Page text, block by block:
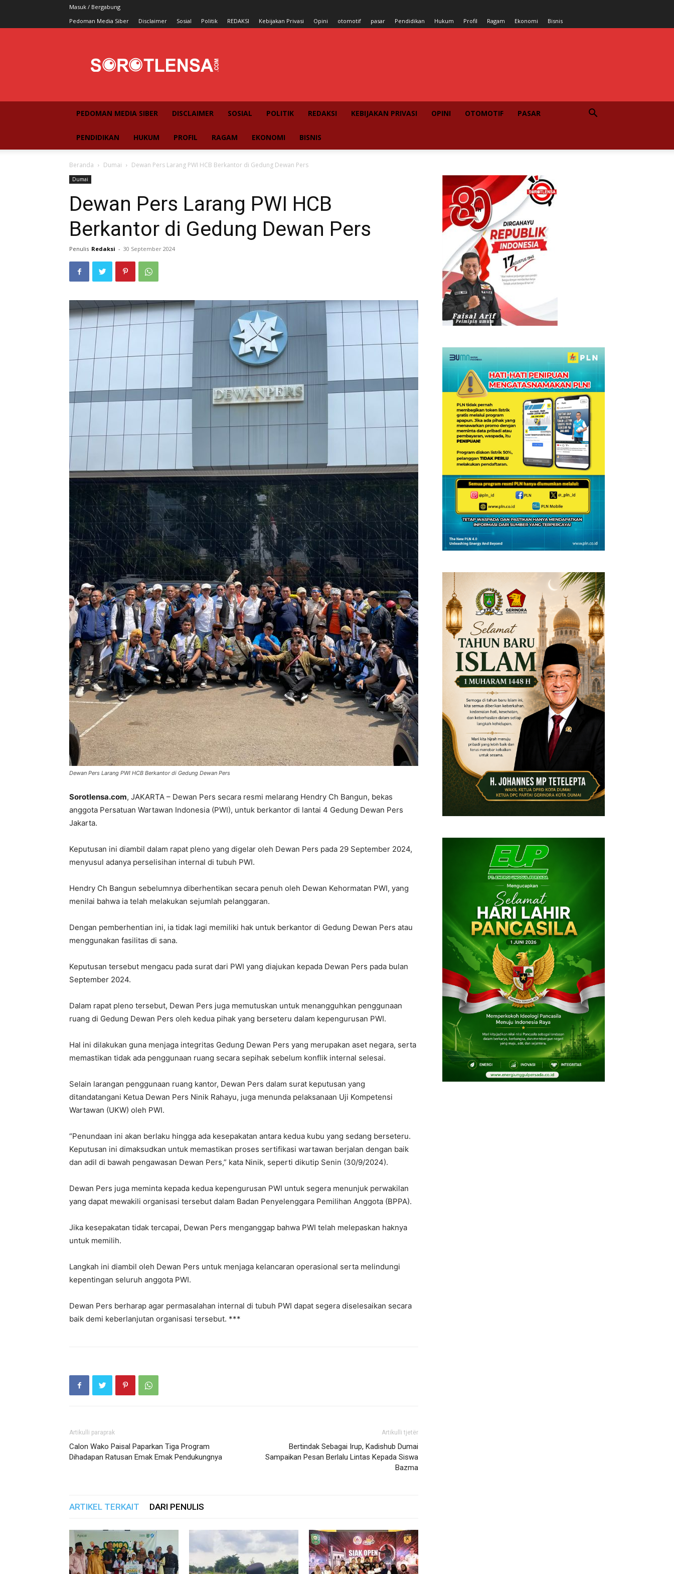
Masuk / Bergabung
Pedoman Media Siber
Disclaimer Sosial Politik REDAKSI Kebijakan Privasi Opini otomotif pasar Pendidikan Hukum Profil Ragam Ekonomi Bisnis
PEDOMAN MEDIA SIBER DISCLAIMER SOSIAL POLITIK REDAKSI KEBIJAKAN PRIVASI OPINI OTOMOTIF PASAR
PENDIDIKAN HUKUM PROFIL RAGAM EKONOMI BISNIS
Beranda Dumai Dewan Pers Larang PWI HCB Berkantor di Gedung Dewan Pers
Dumai
Dewan Pers Larang PWI HCB
Berkantor di Gedung Dewan Pers
Penulis Redaksi - 30 September 2024
Dewan Pers Larang PWI HCB Berkantor di Gedung Dewan Pers
Sorotlensa.com, JAKARTA – Dewan Pers secara resmi melarang Hendry Ch Bangun, bekas
anggota Persatuan Wartawan Indonesia (PWI), untuk berkantor di lantai 4 Gedung Dewan Pers
Jakarta.
Keputusan ini diambil dalam rapat pleno yang digelar oleh Dewan Pers pada 29 September 2024,
menyusul adanya perselisihan internal di tubuh PWI.
Hendry Ch Bangun sebelumnya diberhentikan secara penuh oleh Dewan Kehormatan PWI, yang
menilai bahwa ia telah melakukan sejumlah pelanggaran.
Dengan pemberhentian ini, ia tidak lagi memiliki hak untuk berkantor di Gedung Dewan Pers atau
menggunakan fasilitas di sana.
Keputusan tersebut mengacu pada surat dari PWI yang diajukan kepada Dewan Pers pada bulan
September 2024.
Dalam rapat pleno tersebut, Dewan Pers juga memutuskan untuk menangguhkan penggunaan
ruang di Gedung Dewan Pers oleh kedua pihak yang berseteru dalam kepengurusan PWI.
Hal ini dilakukan guna menjaga integritas Gedung Dewan Pers yang merupakan aset negara, serta
memastikan tidak ada penggunaan ruang secara sepihak sebelum konflik internal selesai.
Selain larangan penggunaan ruang kantor, Dewan Pers dalam surat keputusan yang
ditandatangani Ketua Dewan Pers Ninik Rahayu, juga menunda pelaksanaan Uji Kompetensi
Wartawan (UKW) oleh PWI.
“Penundaan ini akan berlaku hingga ada kesepakatan antara kedua kubu yang sedang berseteru.
Keputusan ini dimaksudkan untuk memastikan proses sertifikasi wartawan berjalan dengan baik
dan adil di bawah pengawasan Dewan Pers,” kata Ninik, seperti dikutip Senin (30/9/2024).
Dewan Pers juga meminta kepada kedua kepengurusan PWI untuk segera menunjuk perwakilan
yang dapat mewakili organisasi tersebut dalam Badan Penyelenggara Pemilihan Anggota (BPPA).
Jika kesepakatan tidak tercapai, Dewan Pers menganggap bahwa PWI telah melepaskan haknya
untuk memilih.
Langkah ini diambil oleh Dewan Pers untuk menjaga kelancaran operasional serta melindungi
kepentingan seluruh anggota PWI.
Dewan Pers berharap agar permasalahan internal di tubuh PWI dapat segera diselesaikan secara
baik demi keberlanjutan organisasi tersebut. ***
Artikulli paraprak
Calon Wako Paisal Paparkan Tiga Program
Dihadapan Ratusan Emak Emak Pendukungnya
Artikulli tjetër
Bertindak Sebagai Irup, Kadishub Dumai
Sampaikan Pesan Berlalu Lintas Kepada Siswa
Bazma
ARTIKEL TERKAIT DARI PENULIS